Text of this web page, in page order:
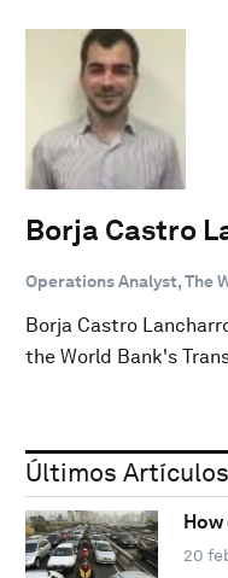
Borja Castro
Operations Analyst, The
Borja Castro
the World Bank's
Últimos Artículos
20